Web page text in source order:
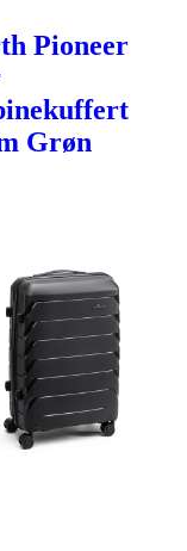
Pioneer
Grøn